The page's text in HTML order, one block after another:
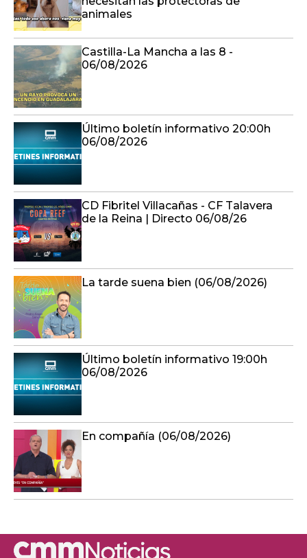
animales
Castilla-La Mancha a las 8 -
06/08/2026
Último boletín informativo 20:00h
06/08/2026
CD Fibritel Villacañas - CF Talavera
de la Reina | Directo 06/08/26
La tarde suena bien (06/08/2026)
Último boletín informativo 19:00h
06/08/2026
En compañía (06/08/2026)